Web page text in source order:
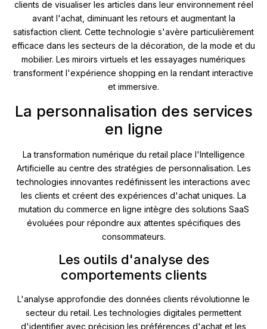
clients de visualiser les articles dans leur environnement réel
avant l'achat, diminuant les retours et augmentant la
satisfaction client. Cette technologie s'avère particulièrement
efficace dans les secteurs de la décoration, de la mode et du
mobilier. Les miroirs virtuels et les essayages numériques
transforment l'expérience shopping en la rendant interactive
et immersive.
La personnalisation des services
en ligne
La transformation numérique du retail place l'Intelligence
Artificielle au centre des stratégies de personnalisation. Les
technologies innovantes redéfinissent les interactions avec
les clients et créent des expériences d'achat uniques. La
mutation du commerce en ligne intègre des solutions SaaS
évoluées pour répondre aux attentes spécifiques des
consommateurs.
Les outils d'analyse des
comportements clients
L'analyse approfondie des données clients révolutionne le
secteur du retail. Les technologies digitales permettent
d'identifier avec précision les préférences d'achat et les